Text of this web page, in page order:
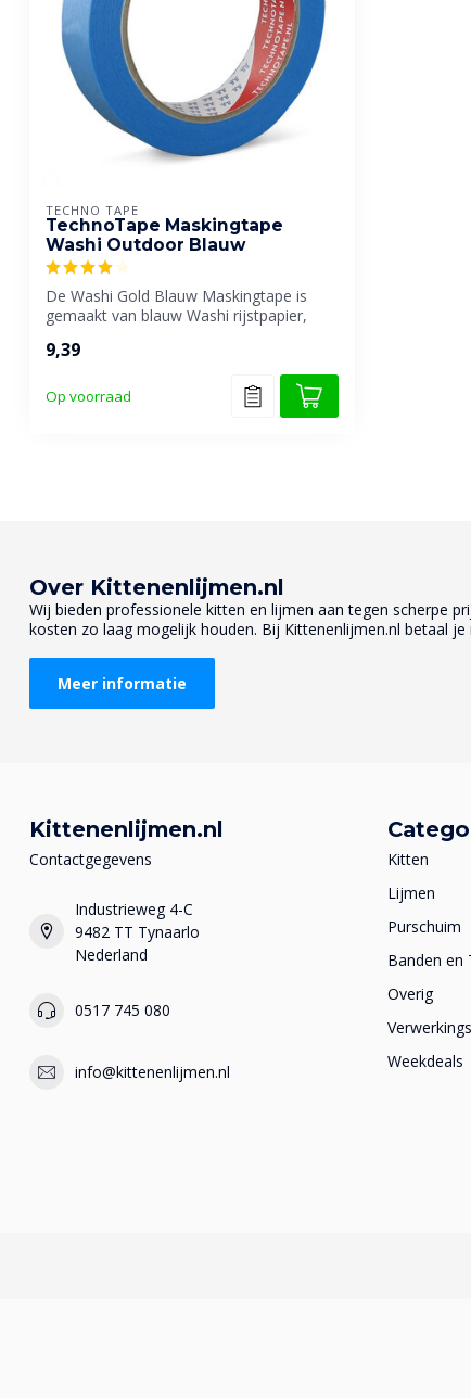
TECHNO TAPE
TechnoTape Maskingtape
Washi Outdoor Blauw
De Washi Gold Blauw Maskingtape is
gemaakt van blauw Washi rijstpapier,
9,39
Op voorraad
Over Kittenenlijmen.nl
Wij bieden professionele kitten en lijmen aan tegen scherpe
kosten zo laag mogelijk houden. Bij Kittenenlijmen.nl betaal
Meer informatie
Kittenenlijmen.nl
Contactgegevens
Industrieweg 4-C
9482 TT Tynaarlo
Nederland
0517 745 080
info@kittenenlijmen.nl
Kitten
Lijmen
Purschuim
Banden en
Overig
Weekdeals